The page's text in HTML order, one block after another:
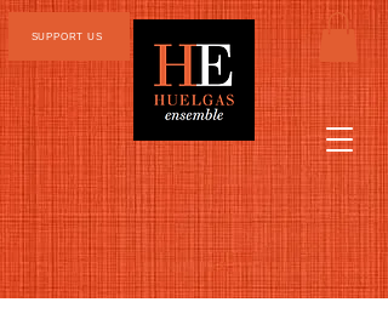
SUPPORT US